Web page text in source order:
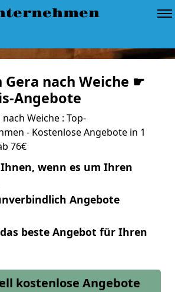
Gera nach Weiche ☛
Angebote
Weiche : Top-
- Kostenlose Angebote in 1
76€
wenn es um Ihren
Angebote
beste Angebot für Ihren
kostenlose Angebote